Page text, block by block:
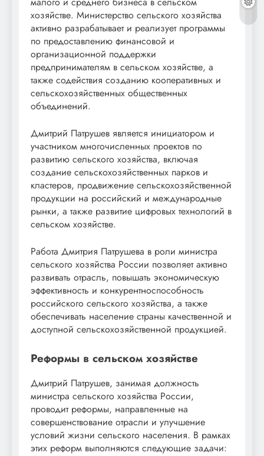
хозяйстве. Министерство сельского хозяйства
активно разрабатывает и реализует программы
по предоставлению финансовой и
организационной поддержки
предпринимателям в сельском хозяйстве, а
также содействия созданию кооперативных и
сельскохозяйственных общественных
объединений.
Дмитрий Патрушев является инициатором и
участником многочисленных проектов по
развитию сельского хозяйства, включая
создание сельскохозяйственных парков и
кластеров, продвижение сельскохозяйственной
продукции на российский и международные
рынки, а также развитие цифровых технологий в
сельском хозяйстве.
Работа Дмитрия Патрушева в роли министра
сельского хозяйства России позволяет активно
развивать отрасль, повышать экономическую
эффективность и конкурентноспособность
российского сельского хозяйства, а также
обеспечивать население страны качественной и
доступной сельскохозяйственной продукцией.
Реформы в сельском хозяйстве
Дмитрий Патрушев, занимая должность
министра сельского хозяйства России,
проводит реформы, направленные на
совершенствование отрасли и улучшение
условий жизни сельского населения. В рамках
этих реформ выполняются следующие задачи: